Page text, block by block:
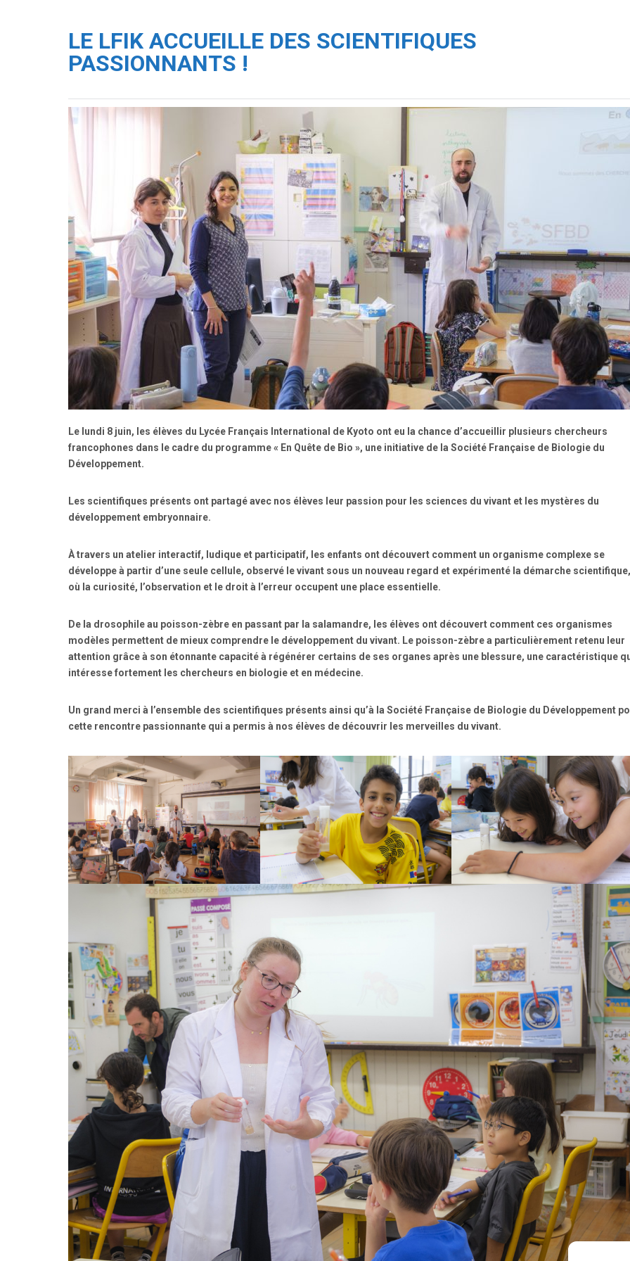
LE LFIK ACCUEILLE DES SCIENTIFIQUES
PASSIONNANTS !
Le lundi 8 juin, les élèves du Lycée Français International de Kyoto ont eu la chance d’accueillir plusieurs chercheurs
francophones dans le cadre du programme « En Quête de Bio », une initiative de la Société Française de Biologie du
Développement.
Les scientifiques présents ont partagé avec nos élèves leur passion pour les sciences du vivant et les mystères du
développement embryonnaire.
À travers un atelier interactif, ludique et participatif, les enfants ont découvert comment un organisme complexe se
développe à partir d’une seule cellule, observé le vivant sous un nouveau regard et expérimenté la démarche scientifique,
où la curiosité, l’observation et le droit à l’erreur occupent une place essentielle.
De la drosophile au poisson-zèbre en passant par la salamandre, les élèves ont découvert comment ces organismes
modèles permettent de mieux comprendre le développement du vivant. Le poisson-zèbre a particulièrement retenu leur
attention grâce à son étonnante capacité à régénérer certains de ses organes après une blessure, une caractéristique
intéresse fortement les chercheurs en biologie et en médecine.
Un grand merci à l’ensemble des scientifiques présents ainsi qu’à la Société Française de Biologie du Développement
cette rencontre passionnante qui a permis à nos élèves de découvrir les merveilles du vivant.